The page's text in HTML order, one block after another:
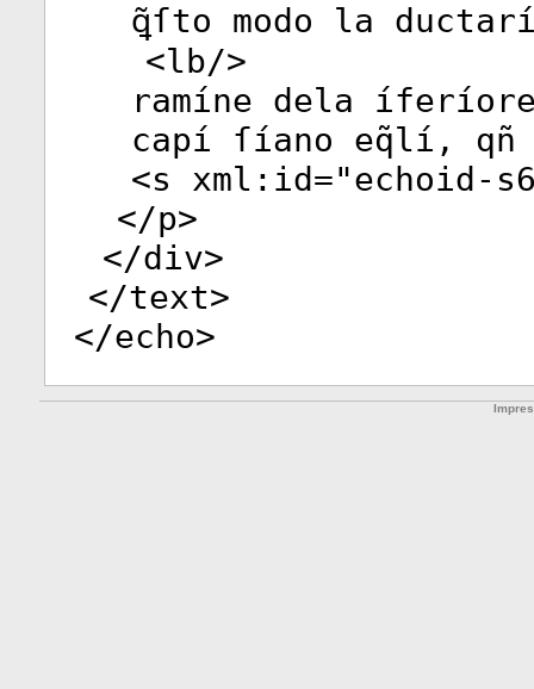
ꝗ̃ſto modo la
<lb/>
ramíne dela
capí ſíano eq̃lí, qñ
<s xml:id="echoid-
</p>
</div>
</text>
</echo>